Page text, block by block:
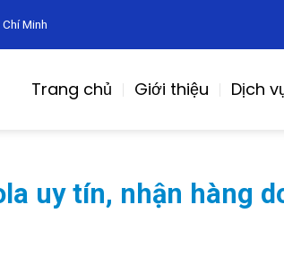
Minh
Trang chủ Giới thiệu Dịch
uy tín, nhận hàng